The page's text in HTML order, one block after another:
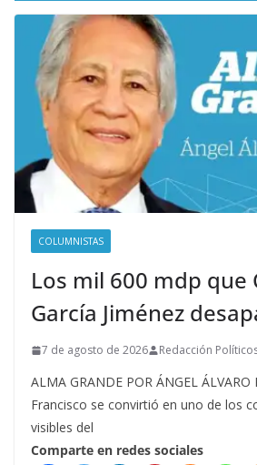
COLUMNISTAS
Los mil 600 mdp que
García Jiménez
7 de agosto de 2026 Redacción
ALMA GRANDE POR ÁNGEL
Francisco se convirtió en uno de los
visibles del
Comparte en redes sociales